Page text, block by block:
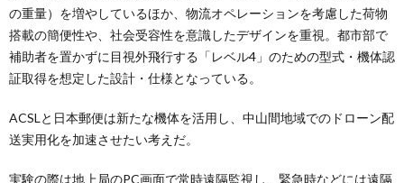
の重量）を増やしているほか、物流オペレーションを考慮した荷物
搭載の簡便性や、社会受容性を意識したデザインを重視。都市部で
補助者を置かずに目視外飛行する「レベル4」のための型式・機体認
証取得を想定した設計・仕様となっている。
ACSLと日本郵便は新たな機体を活用し、中山間地域でのドローン配
送実用化を加速させたい考えだ。
実験の際は地上局のPC画面で常時遠隔監視し、緊急時などには遠隔